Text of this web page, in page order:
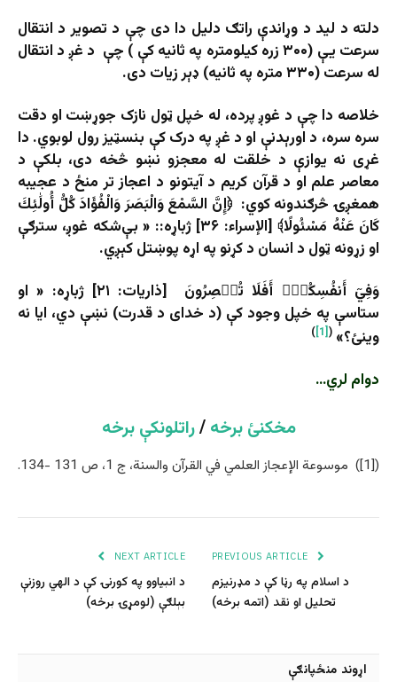
دلته د لید د وړاندې راتګ دلیل دا دی چې د تصویر د انتقال
سرعت یې (۳۰۰ زره کیلومتره په ثانیه کې ) چې د غږ د انتقال
له سرعت (۳۳۰ متره په ثانیه) ډېر زیات دی.
خلاصه دا چې د غوږ پرده، له خپل ټول نازک جوړښت او دقت
سره سره، د اورېدنې او د غږ په درک کې بنسټیز رول لوبوي. دا
غړی نه یوازې د خلقت له معجزو نښو څخه دی، بلکې د
معاصر علم او د قرآن کریم د آیتونو د اعجاز تر منځ د عجیبه
همغږۍ څرګندونه کوي: ﴿إِنَّ السَّمْعَ وَالْبَصَرَ وَالْفُؤَادَ كُلُّ أُولَٰئِكَ
كَانَ عَنْهُ مَسْئُولًا﴾ [الإسراء: ۳۶] ژباړه:: « بې‌شکه غوږ، سترګې
او زړونه ټول د انسان د کړنو په اړه پوښتل کېږي.
وَفِيٓ أَنفُسِكُمۡۚ أَفَلَا تُبۡصِرُونَ [ذاریات: ۲۱] ژباړه: « او
ستاسې په خپل وجود کې (د خدای د قدرت) نښې دي، ایا نه
وینئ؟» (
[1]
)
دوام لري…
مخکنئ برخه/راتلونکې برخه
([1]) موسوعة الإعجاز العلمي في القرآن والسنة، ج 1، ص 131 -134.
د اسلام په رڼا کې د مډرنيزم
تحليل او نقد (اتمه برخه)
NEXT ARTICLE
د انبیا‌وو په کورنۍ کې د الهي روزنې
بېلګې (لومړۍ برخه)
اړوند منځپانګې